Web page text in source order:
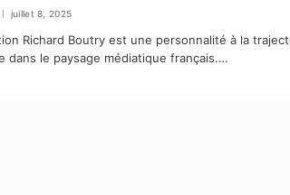
juillet 8, 2025
Richard Boutry est une personnalité à la
dans le paysage médiatique français.…